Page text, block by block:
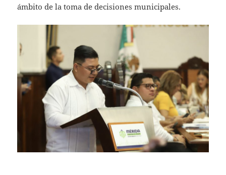
ámbito de la toma de decisiones municipales.